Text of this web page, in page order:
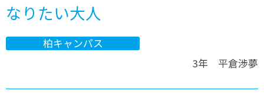
なりたい大人
柏キャンパス
3年 平倉渉夢